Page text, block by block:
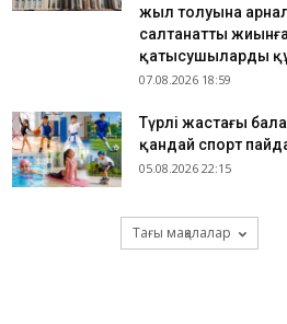
жыл толуына
салтанатты жиынға
қатысушыларды
07.08.2026 18:59
​Түрлі жастағы
қандай спорт
05.08.2026 22:15
Тағы мақалалар